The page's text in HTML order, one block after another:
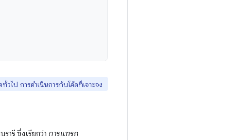
วไป การดำเนินการกับโค้ดที่เจาะจง
ารี ซึ่งเรียกว่า การแทรก